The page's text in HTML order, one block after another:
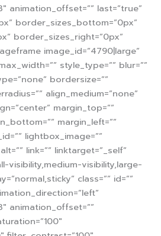
animation_offset=”” last=”true”
border_sizes_bottom=”0px”
border_sizes_right=”0px”
image_id=”4790|large”
style_type=”” blur=””
bordersize=””
align_medium=”none”
margin_top=””
margin_left=””
lightbox_image=””
link=”” linktarget=”_self”
visibility,medium-visibility,large-
class=”” id=””
animation_offset=””